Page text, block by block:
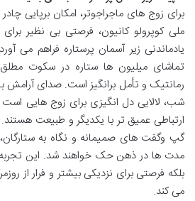
برای زوج های ماجراجوتر، امکان برپایی
ملی کوپرولو کانیون، فرصتی بی نظیر
یادماندنی زیر آسمان پرستاره فراهم می
تماشای میلیون ها ستاره در سکوت
رمانتیک و تأمل برانگیز است. صدای
شب، لالایی دل انگیزی برای زوج هایی است
ارتباطی عمیق تر با یکدیگر و طبیعت
گپ وگفت های صمیمانه و نگاه به
مدت ها در ذهن حک خواهند شد. این تجربه
بلکه فرصتی برای نزدیکی بیشتر و فرار از
می کند.